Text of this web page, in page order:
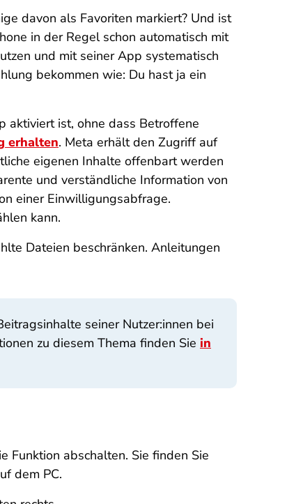
davon als Favoriten markiert? Und ist
in der Regel schon automatisch mit
und mit seiner App systematisch
bekommen wie: Du hast ja ein
aktiviert ist, ohne dass Betroffene
erhalten. Meta erhält den Zugriff auf
eigenen Inhalte offenbart werden
und verständliche Information von
einer Einwilligungsabfrage.
kann.
Dateien beschränken. Anleitungen
seiner Nutzer:innen bei
zu diesem Thema finden Sie in
Funktion abschalten. Sie finden Sie
dem PC.